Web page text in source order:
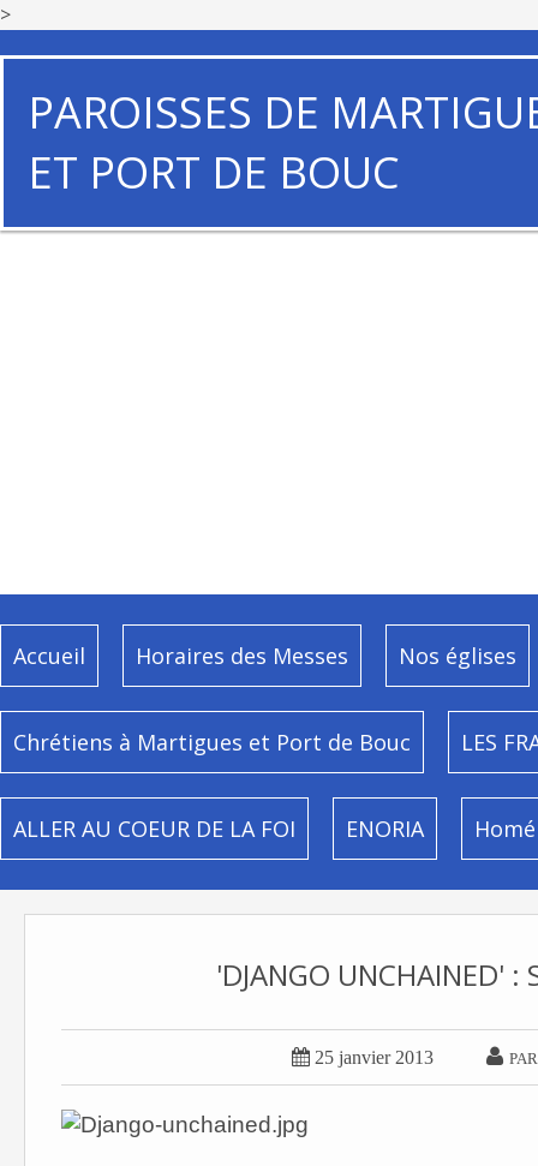
>
PAROISSES DE
ET PORT DE BOUC
Accueil Horaires des Messes Nos églises
Chrétiens à Martigues et Port de Bouc LES
ALLER AU COEUR DE LA FOI ENORIA
'DJANGO UNCHAINED' :
 25 janvier 2013 